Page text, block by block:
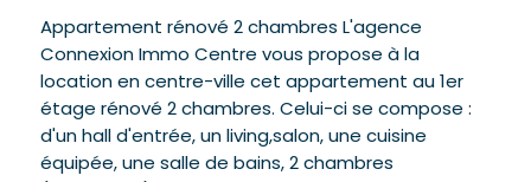
Appartement rénové 2 chambres L'agence
Connexion Immo Centre vous propose à la
location en centre-ville cet appartement au 1er
étage rénové 2 chambres. Celui-ci se compose :
d'un hall d'entrée, un living,salon, une cuisine
équipée, une salle de bains, 2 chambres